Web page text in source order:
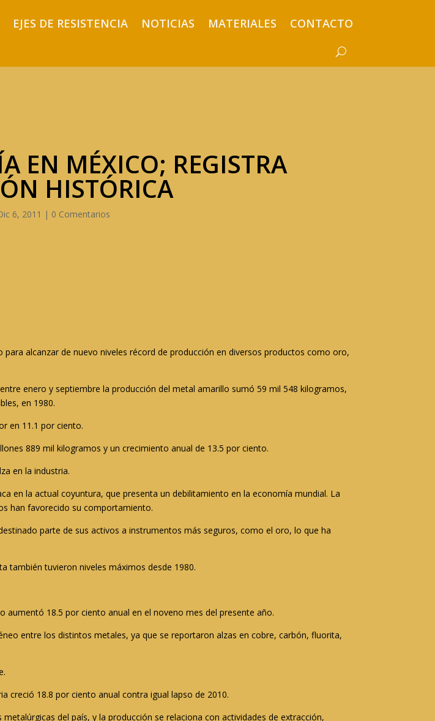
EJES DE RESISTENCIA NOTICIAS MATERIALES CONTACTO
EN MÉXICO; REGISTRA
HISTÓRICA
6, 2011 | 0 Comentarios
alcanzar de nuevo niveles récord de producción en diversos productos como oro,
enero y septiembre la producción del metal amarillo sumó 59 mil 548 kilogramos,
en 1980.
en 11.1 por ciento.
889 mil kilogramos y un crecimiento anual de 13.5 por ciento.
en la industria.
en la actual coyuntura, que presenta un debilitamiento en la economía mundial. La
han favorecido su comportamiento.
parte de sus activos a instrumentos más seguros, como el oro, lo que ha
también tuvieron niveles máximos desde 1980.
18.5 por ciento anual en el noveno mes del presente año.
entre los distintos metales, ya que se reportaron alzas en cobre, carbón, fluorita,
creció 18.8 por ciento anual contra igual lapso de 2010.
del país, y la producción se relaciona con actividades de extracción,